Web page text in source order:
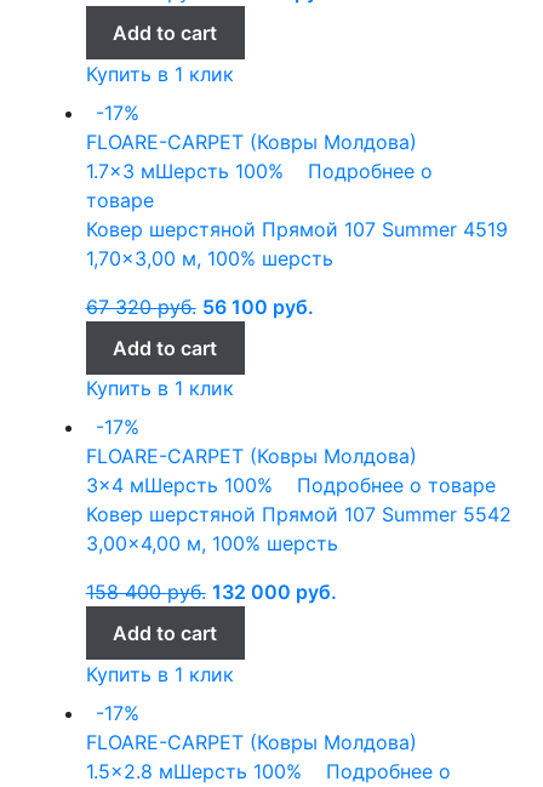
Add to cart
Купить в 1 клик
-17%
FLOARE-CARPET (Ковры Молдова)
1.7x3 мШерсть 100%
Подробнее о
товаре
Ковер шерстяной Прямой 107 Summer 4519
1,70×3,00 м, 100% шерсть
67 320руб. 56 100 руб.
Add to cart
Купить в 1 клик
-17%
FLOARE-CARPET (Ковры Молдова)
3x4 мШерсть 100%
Подробнее о товаре
Ковер шерстяной Прямой 107 Summer 5542
3,00×4,00 м, 100% шерсть
158 400руб. 132 000 руб.
Add to cart
Купить в 1 клик
-17%
FLOARE-CARPET (Ковры Молдова)
1.5x2.8 мШерсть 100%
Подробнее о